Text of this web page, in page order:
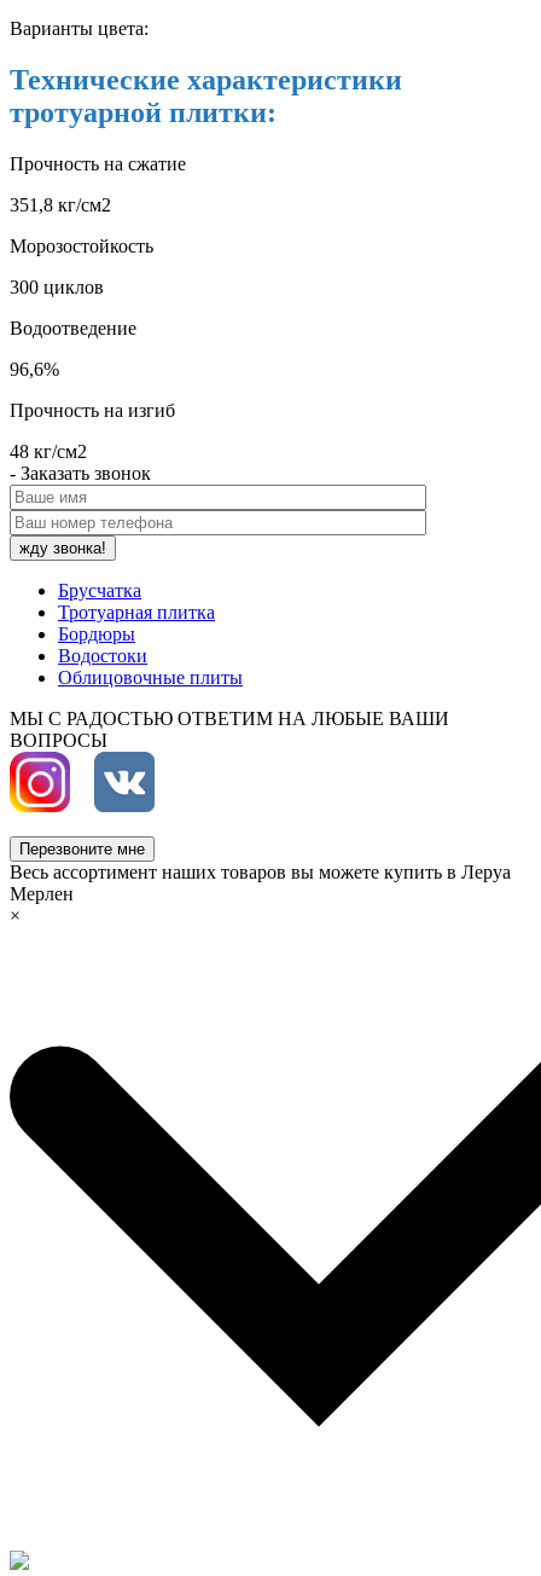
Варианты цвета:
Технические характеристики
тротуарной плитки:
Прочность на сжатие
351,8 кг/см2
Морозостойкость
300 циклов
Водоотведение
96,6%
Прочность на изгиб
48 кг/см2
- Заказать звонок
Брусчатка
Тротуарная плитка
Бордюры
Водостоки
Облицовочные плиты
МЫ С РАДОСТЬЮ ОТВЕТИМ НА ЛЮБЫЕ ВАШИ
ВОПРОСЫ
Перезвоните мне
Весь ассортимент наших товаров вы можете купить в Леруа
Мерлен
×